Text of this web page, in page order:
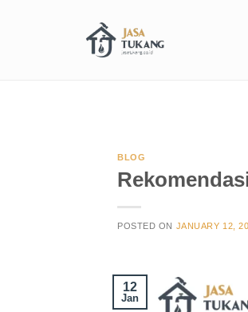
BLOG
POSTED ON JANUARY 12,
12
Jan